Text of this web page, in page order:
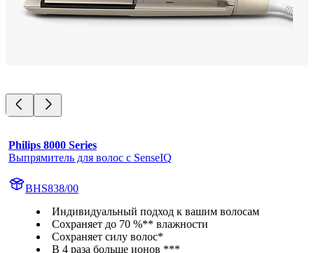
Philips 8000 Series
Выпрямитель для волос с SenseIQ
BHS838/00
Индивидуальный подход к вашим волосам
Сохраняет до 70 %** влажности
Сохраняет силу волос*
В 4 раза больше ионов ***